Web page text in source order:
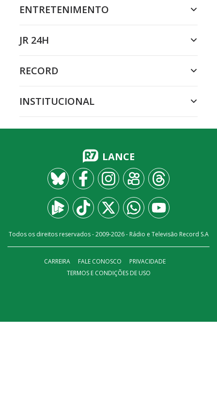
ENTRETENIMENTO
JR 24H
RECORD
INSTITUCIONAL
LANCE
Todos os direitos reservados - 2009-2026- Rádio e Televisão Record S.A
CARREIRA FALE CONOSCO
PRIVACIDADE
TERMOS E CONDIÇÕES DE USO